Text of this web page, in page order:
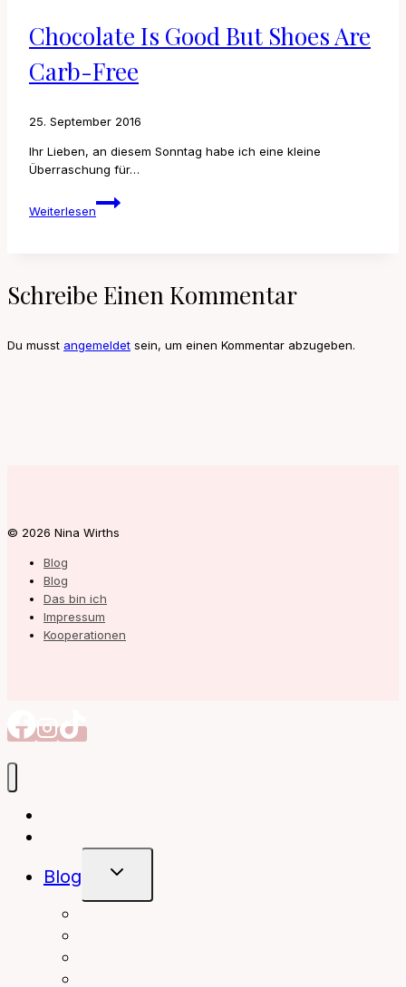
Chocolate Is Good But Shoes Are
Carb-Free
25. September 2016
Ihr Lieben, an diesem Sonntag habe ich eine kleine
Überraschung für…
Weiterlesen
chocolate
is
are
carb-
Schreibe Einen Kommentar
Du musst angemeldet sein, um einen Kommentar abzugeben.
© 2026 Nina Wirths
Blog
Blog
Das bin ich
Impressum
Kooperationen
Blog
Untermenü